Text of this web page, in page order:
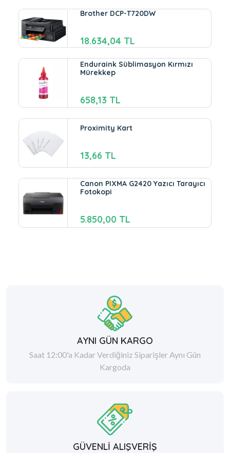
Brother DCP-T720DW
18.634,04 TL
Enduraink Süblimasyon Kırmızı
Mürekkep
658,13 TL
Proximity Kart
13,66 TL
Canon PIXMA G2420 Yazıcı Tarayıcı
Fotokopi
5.850,00 TL
AYNI GÜN KARGO
Saat 12:00'a Kadar Verdiğiniz Siparişler Aynı Gün
Kargoda
GÜVENLİ ALIŞVERİŞ